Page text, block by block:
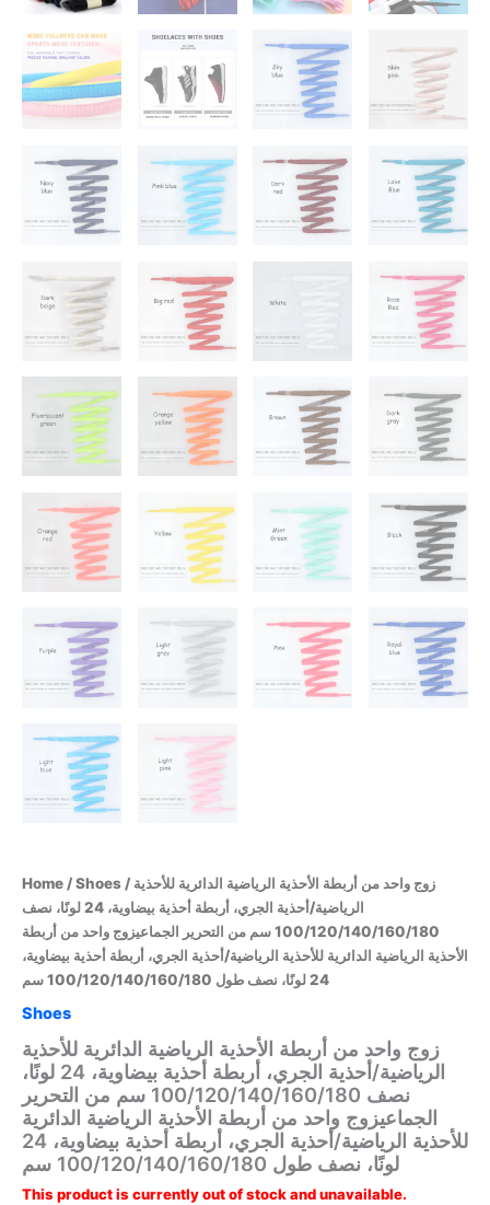
Home /Shoes / زوج واحد من أربطة الأحذية الرياضية الدائرية للأحذية
الرياضية/أحذية الجري، أربطة أحذية بيضاوية، 24 لونًا، نصف
100/120/140/160/180 سم من التحرير الجماعيزوج واحد من أربطة
الأحذية الرياضية الدائرية للأحذية الرياضية/أحذية الجري، أربطة أحذية بيضاوية،
24 لونًا، نصف طول 100/120/140/160/180 سم
Shoes
زوج واحد من أربطة الأحذية الرياضية الدائرية للأحذية
الرياضية/أحذية الجري، أربطة أحذية بيضاوية، 24 لونًا،
نصف 100/120/140/160/180 سم من التحرير
الجماعيزوج واحد من أربطة الأحذية الرياضية الدائرية
للأحذية الرياضية/أحذية الجري، أربطة أحذية بيضاوية، 24
لونًا، نصف طول 100/120/140/160/180 سم
This product is currently out of stock and unavailable.